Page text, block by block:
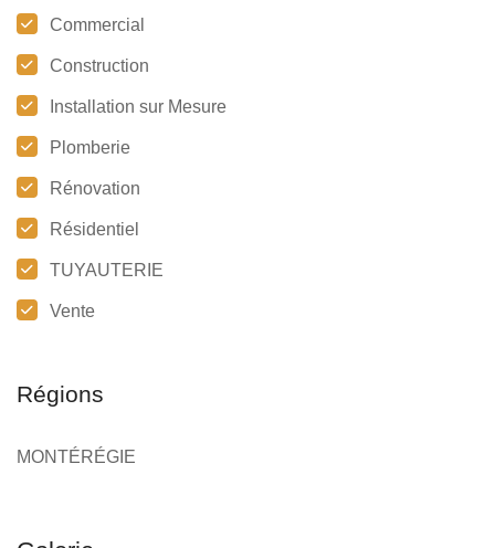
Commercial
Construction
Installation sur Mesure
Plomberie
Rénovation
Résidentiel
TUYAUTERIE
Vente
Régions
MONTÉRÉGIE